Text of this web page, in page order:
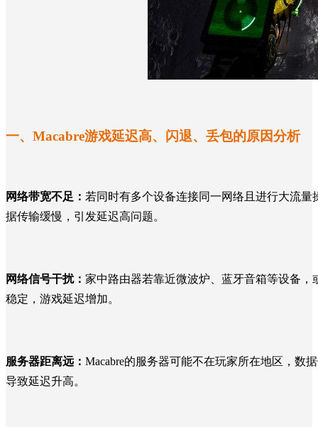
一、 Macabre游戏延迟高、闪退、丢包的原因分析
网络带宽不足： 若同时有多个设备连接同一网络且进行大流
据传输缓慢，引发延迟高问题。
网络信号干扰： 家中路由器若靠近微波炉、蓝牙音箱等设备
稳定，游戏延迟增加。
服务器距离远： Macabre的服务器可能不在玩家所在地区，数
导致延迟升高。